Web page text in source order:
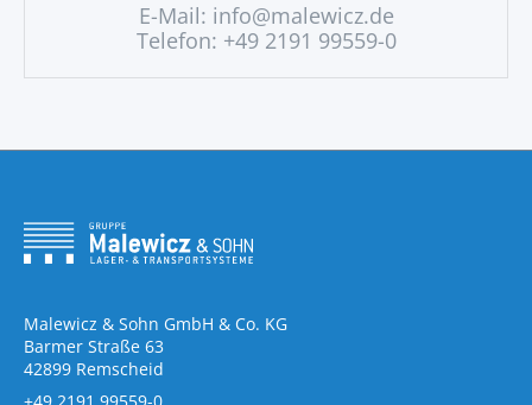
E-Mail: info@malewicz.de
Telefon: +49 2191 99559-0
Malewicz & Sohn GmbH & Co. KG
Barmer Straße 63
42899 Remscheid